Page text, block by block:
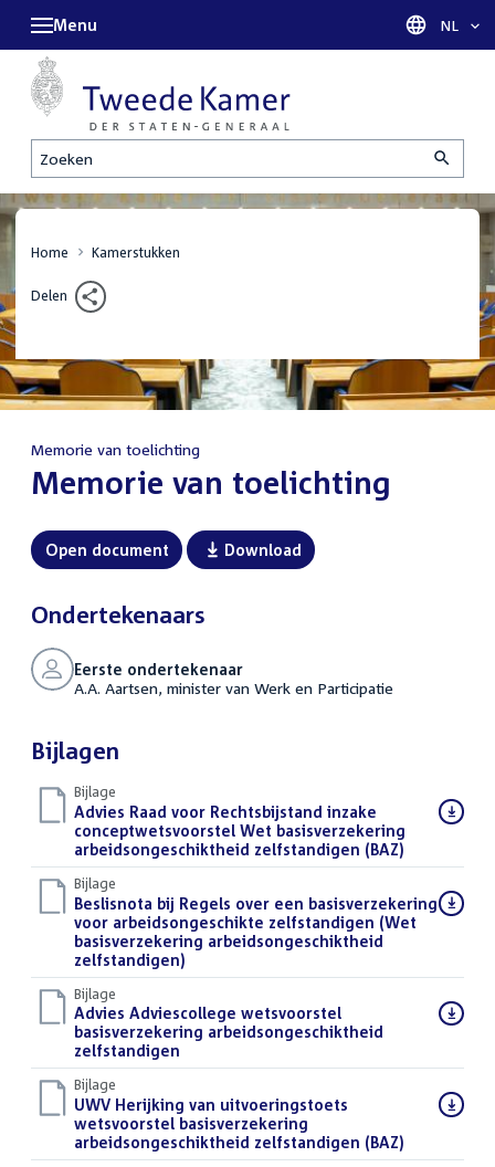
Zoeken
Menu Taal
NL
Home Kamerstukken
Delen
Memorie van toelichting
:Memorie van toelichting
Open document Download
Ondertekenaars
Eerste ondertekenaar
A.A. Aartsen, minister van Werk en Participatie
Bijlagen
Bijlage
Download
bestand:
Advies Raad voor Rechtsbijstand inzake
conceptwetsvoorstel Wet basisverzekering
arbeidsongeschiktheid zelfstandigen (BAZ)
Bijlage
Download
bestand:
Beslisnota bij Regels over een basisverzekering
voor arbeidsongeschikte zelfstandigen (Wet
basisverzekering arbeidsongeschiktheid
zelfstandigen)
Bijlage
Download
bestand:
Advies Adviescollege wetsvoorstel
basisverzekering arbeidsongeschiktheid
zelfstandigen
Bijlage
Download
bestand:
UWV Herijking van uitvoeringstoets
wetsvoorstel basisverzekering
arbeidsongeschiktheid zelfstandigen (BAZ)